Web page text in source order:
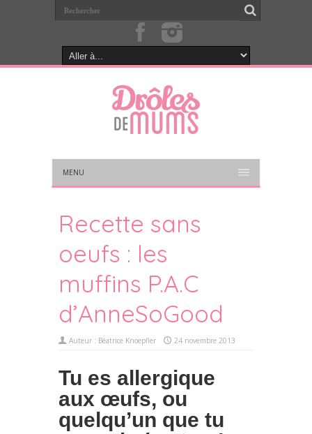
MENU
Recette sans
oeufs : les
muffins P.A.C
d’AnneSoGood
Auteur : Béatrice Knoepfler 24 novembre 2013
Tu es allergique
aux œufs, ou
quelqu’un que tu